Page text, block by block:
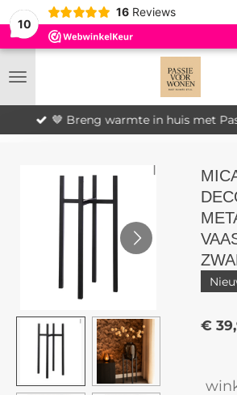
10
16 Reviews
🤎 Breng warmte in huis met
€